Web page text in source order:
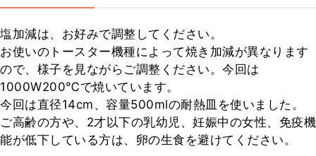
塩加減は、お好みで調整してください。
お使いのトースター機種によって焼き加減が異なります
ので、様子を見ながらご調整ください。今回は
1000W200℃で焼いています。
今回は直径14cm、容量500mlの耐熱皿を使いました。
ご高齢の方や、2才以下の乳幼児、妊娠中の女性、免疫機
能が低下している方は、卵の生食を避けてください。